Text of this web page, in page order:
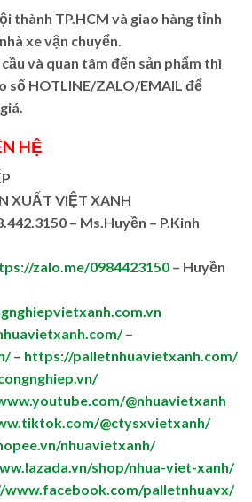
thành TP.HCM và giao hàng tỉnh
xe vận chuyển.
cầu và quan tâm đến sản phẩm thì
số HOTLINE/ZALO/EMAIL để
HỆ
XUẤT VIỆT XANH
– Ms.Huyền – P.Kinh
zalo.me/0984423150 – Huyền
–
– https://palletnhuavietxanh.com/
@nhuavietxanh
@ctysxvietxanh/
nhuavietxanh/
shop/nhua-viet-xanh/
palletnhuavx/